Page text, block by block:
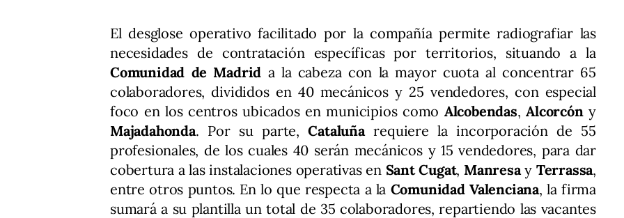
El desglose operativo facilitado por la compañía permite radiografiar las
necesidades de contratación específicas por territorios, situando a la
Comunidad de Madrid a la cabeza con la mayor cuota al concentrar 65
colaboradores, divididos en 40 mecánicos y 25 vendedores, con especial
foco en los centros ubicados en municipios como Alcobendas,Alcorcóny
Majadahonda. Por su parte,Cataluñarequiere la incorporación de 55
profesionales, de los cuales 40 serán mecánicos y 15 vendedores, para dar
cobertura a las instalaciones operativas en Sant Cugat, Manresay Terrassa,
entre otros puntos. En lo que respecta a la Comunidad Valenciana, la firma
sumará a su plantilla un total de 35 colaboradores, repartiendo las vacantes